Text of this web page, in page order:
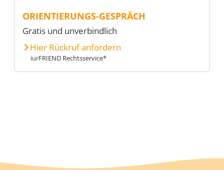
ORIENTIERUNGS-GESPRÄCH
Gratis und unverbindlich
Hier Rückruf anfordern
iurFRIEND Rechtsservice*